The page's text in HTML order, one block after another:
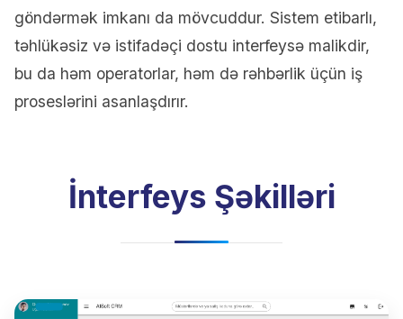
göndərmək imkanı da mövcuddur. Sistem etibarlı,
təhlükəsiz və istifadəçi dostu interfeysə malikdir,
bu da həm operatorlar, həm də rəhbərlik üçün iş
proseslərini asanlaşdırır.
İnterfeys Şəkilləri